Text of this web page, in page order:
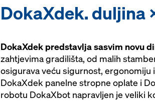
DokaXdek. duljina
DokaXdek predstavlja sasvim novu
zahtjevima gradilišta, od malih
osigurava veću sigurnost,
DokaXdek panelne stropne oplate i
robotu DokaXbot napravljen je veliki